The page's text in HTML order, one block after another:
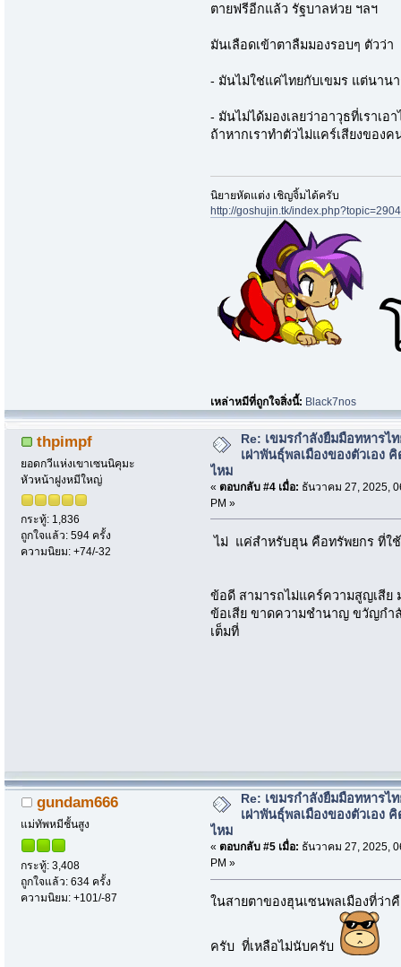
ตายฟรีอีกแล้ว รัฐบาลห่วย ฯลฯ
มันเลือดเข้าตาลืมมองรอบๆ ตัวว่า
- มันไม่ใช่แค่ไทยกับเขมร แต่นาน
- มันไม่ได้มองเลยว่าอาวุธที่เราเอ
ถ้าหากเราทำตัวไม่แคร์เสียงของ
นิยายหัดแต่ง เชิญจิ้มได้ครับ
http://goshujin.tk/
เหล่าหมีที่ถูกใจสิ่งนี้: Black7nos
thpimpf
ยอดกวีแห่งเขาเซนนิคุมะ
หัวหน้าฝูงหมีใหญ่
กระทู้: 1,836
ถูกใจแล้ว: 594 ครั้ง
ความนิยม: +74/-32
Re: เขมรกำลังยืมมือทหารไ
เผ่าพันธุ์พลเมืองของตัวเอง คิ
ไหม
« ตอบกลับ #4 เมื่อ: ธันวาคม 27, 2025,
PM »
ไม่ แค่สำหรับฮุน คือทรัพยกร ที่ใช้
ข้อดี สามารถไม่แคร์ความสูญเสีย
ข้อเสีย ขาดความชำนาญ ขวัญกำลั
เต็มที่
gundam666
แม่ทัพหมีชั้นสูง
กระทู้: 3,408
ถูกใจแล้ว: 634 ครั้ง
ความนิยม: +101/-87
Re: เขมรกำลังยืมมือทหารไ
เผ่าพันธุ์พลเมืองของตัวเอง คิ
ไหม
« ตอบกลับ #5 เมื่อ: ธันวาคม 27, 2025,
PM »
ในสายตาของฮุนเซนพลเมืองที่ว่
ครับ ที่เหลือไม่นับครับ